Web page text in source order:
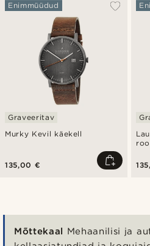
Murky Kevil käekell
Enimmüüdud
Graveeritav
135,00 €
Mõttekaal
Mehaanilisi ja